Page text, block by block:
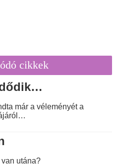
cikkek
már a véleményét a
utána?